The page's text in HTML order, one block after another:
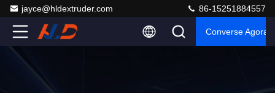
jayce@hldextruder.com 86-15251884557
Converse Agora